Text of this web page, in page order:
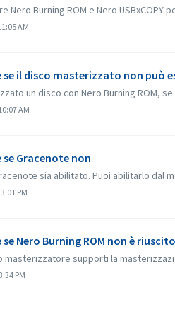
Nero Burning ROM e Nero
AM
se il disco masterizzato non può
un disco con Nero Burning ROM,
AM
se Gracenote non
sia abilitato. Puoi abilitarlo dal
PM
se Nero Burning ROM non è
masterizzatore supporti la
PM